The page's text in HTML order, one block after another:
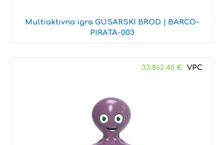
Multiaktivna igra GUSARSKI BROD | BARCO-
PIRATA-003
33.862,40 €